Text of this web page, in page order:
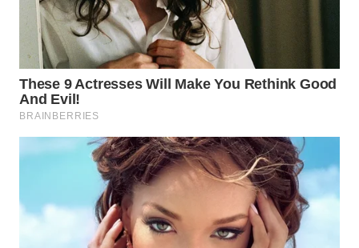
WN
LIKUPANG
LABUANBAJO
WN
BORNEO
Media
Group